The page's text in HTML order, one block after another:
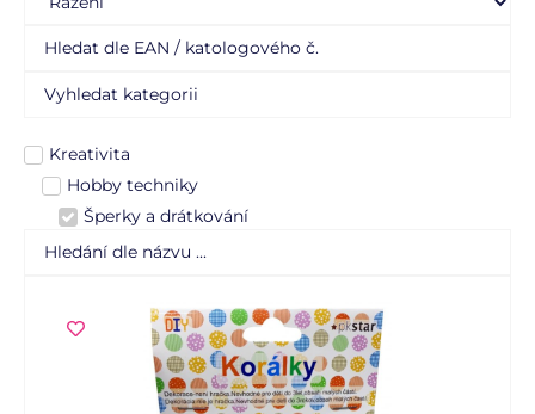
Kreativita
Hobby techniky
Šperky a drátkování